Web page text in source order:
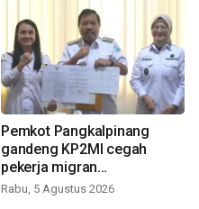
Pemkot Pangkalpinang
gandeng KP2MI cegah
pekerja migran
nonprosedural
Rabu, 5 Agustus 2026